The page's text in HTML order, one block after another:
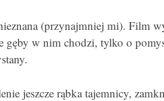
(przynajmniej mi). Film
gęby w nim chodzi, tylko o
jeszcze rąbka tajemnicy,